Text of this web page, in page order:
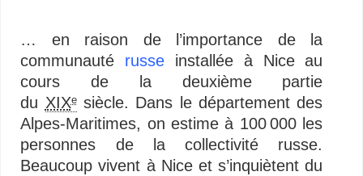
… en raison de l’importance de la
communauté russe installée à Nice au
cours de la deuxième partie
du XIXesiècle. Dans le département des
Alpes-Maritimes, on estime à 100 000 les
personnes de la collectivité russe.
Beaucoup vivent à Nice et s’inquiètent du